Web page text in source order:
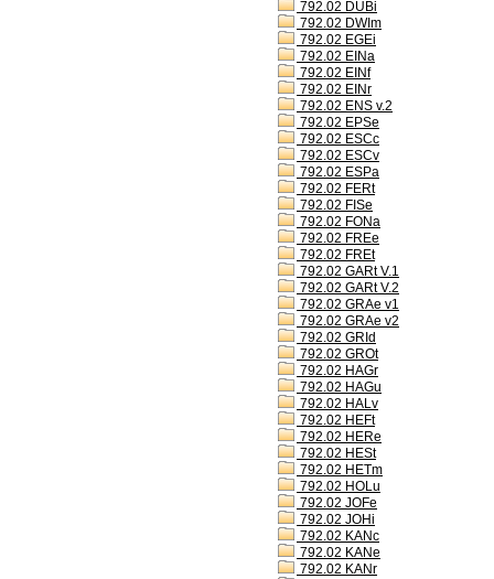
792.02 DUBi
792.02 DWIm
792.02 EGEi
792.02 EINa
792.02 EINf
792.02 EINr
792.02 ENS v.2
792.02 EPSe
792.02 ESCc
792.02 ESCv
792.02 ESPa
792.02 FERt
792.02 FISe
792.02 FONa
792.02 FREe
792.02 FREt
792.02 GARt V.1
792.02 GARt V.2
792.02 GRAe v1
792.02 GRAe v2
792.02 GRId
792.02 GROt
792.02 HAGr
792.02 HAGu
792.02 HALv
792.02 HEFt
792.02 HERe
792.02 HESt
792.02 HETm
792.02 HOLu
792.02 JOFe
792.02 JOHi
792.02 KANc
792.02 KANe
792.02 KANr